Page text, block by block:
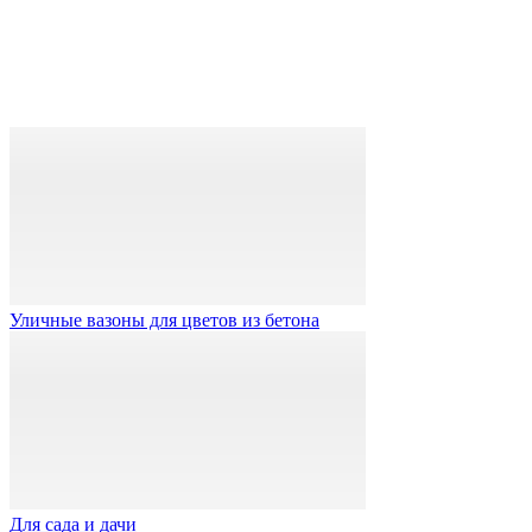
Уличные вазоны для цветов из бетона
Для сада и дачи